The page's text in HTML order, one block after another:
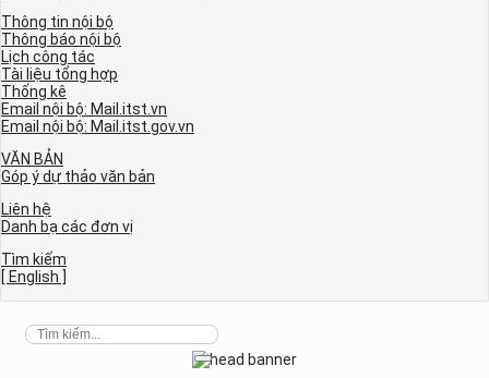
Thông tin nội bộ
Thông báo nội bộ
Lịch công tác
Tài liệu tổng hợp
Thống kê
Email nội bộ: Mail.itst.vn
Email nội bộ: Mail.itst.gov.vn
VĂN BẢN
Góp ý dự thảo văn bản
Liên hệ
Danh bạ các đơn vị
Tìm kiếm
[ English ]